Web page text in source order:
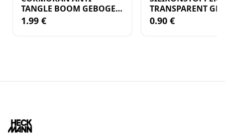
TANGLE BOOM GEBOGEN
12CM M.WIRBEL(PLASTIK)
1.99 €
TRANSPARENT
KLEIN
0.90 €